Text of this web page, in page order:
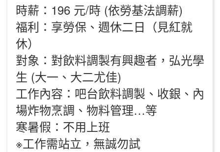
時薪：196 元/時 (依勞基法調薪)
福利：享勞保、週休二日（見紅就
休）
對象：對飲料調製有興趣者，弘光學
生 (大一、大二尤佳)
工作內容：吧台飲料調製、收銀、內
場炸物烹調、物料管理…等
寒暑假：不用上班
※工作需站立，無誠勿試